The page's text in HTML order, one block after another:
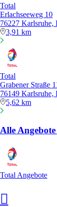
Total
Erlachseeweg 10
76227 Karlsruhe,
3,91 km
Total
Grabener Straße
76149 Karlsruhe,
5,62 km
Alle
Total Angebote